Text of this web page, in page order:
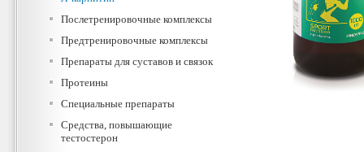
Послетренировочные комплексы
Предтренировочные комплексы
Препараты для суставов и связок
Протеины
Специальные препараты
Средства, повышающие
тестостерон